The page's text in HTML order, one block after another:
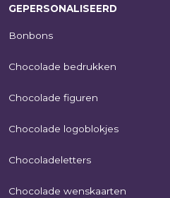
GEPERSONALISEERD
Bonbons
Chocolade bedrukken
Chocolade figuren
Chocolade logoblokjes
Chocoladeletters
Chocolade wenskaarten